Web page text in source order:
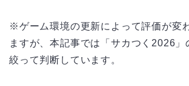
※ゲーム環境の更新によって評価が変
ますが、本記事では「サカつく2026」
絞って判断しています。